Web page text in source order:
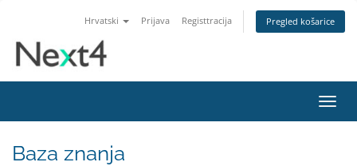
Hrvatski Prijava Registtracija Pregled košarice
Baza znanja